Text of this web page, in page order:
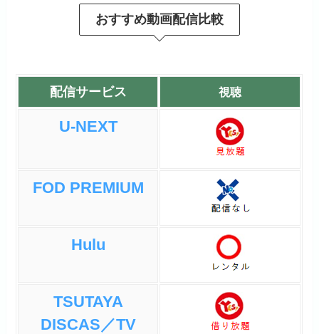
おすすめ動画配信比較
配信サービス 視聴
U-NEXT
FOD PREMIUM
Hulu
TSUTAYA
DISCAS／TV